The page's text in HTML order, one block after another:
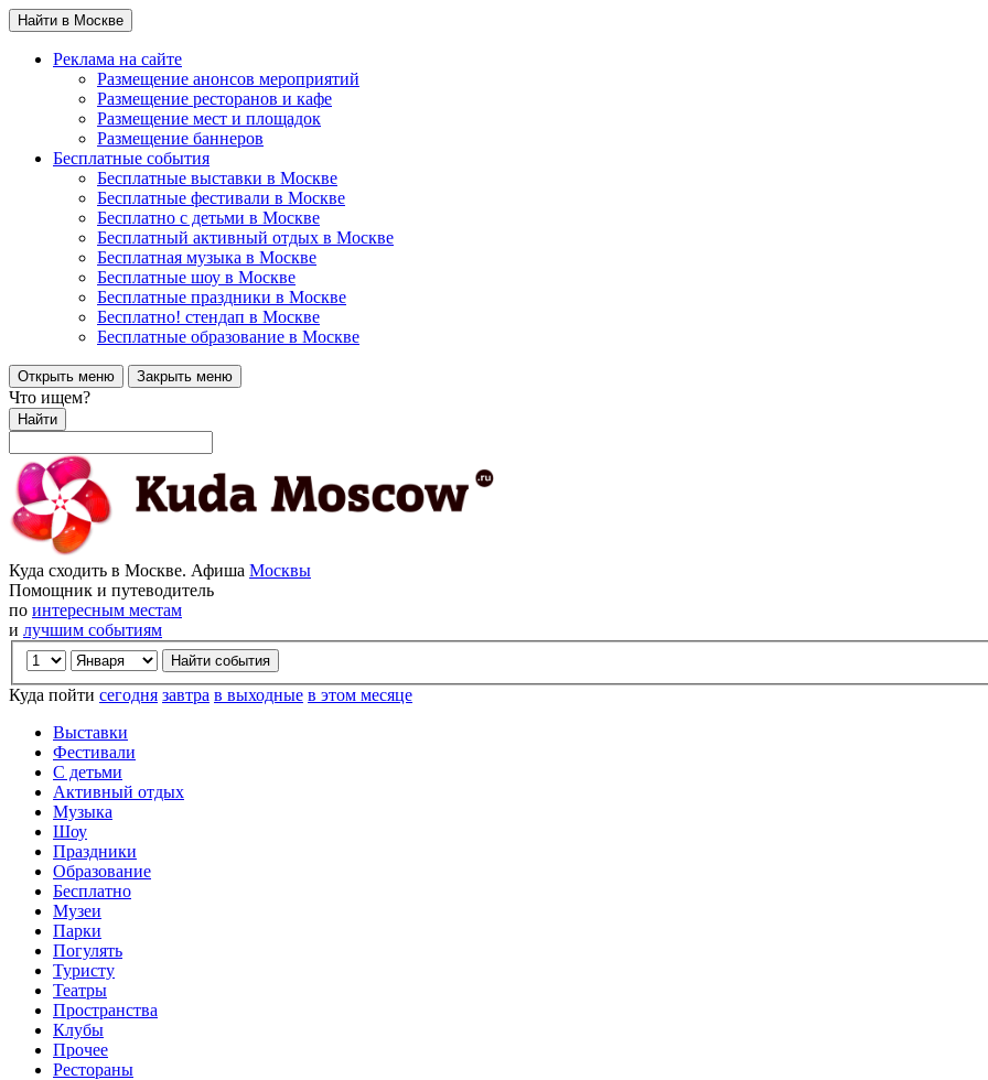
Найти в Москве
Реклама на сайте
Размещение анонсов мероприятий
Размещение ресторанов и кафе
Размещение мест и площадок
Размещение баннеров
Бесплатные события
Бесплатные выставки в Москве
Бесплатные фестивали в Москве
Бесплатно с детьми в Москве
Бесплатный активный отдых в Москве
Бесплатная музыка в Москве
Бесплатные шоу в Москве
Бесплатные праздники в Москве
Бесплатно! стендап в Москве
Бесплатные образование в Москве
Открыть меню Закрыть меню
Что ищем?
Найти
Куда сходить в Москве. Афиша Москвы
Помощник и путеводитель
по интересным местам
и лучшим событиям
Куда пойти сегодня завтра в выходные в этом месяце
Выставки
Фестивали
С детьми
Активный отдых
Музыка
Шоу
Праздники
Образование
Бесплатно
Музеи
Парки
Погулять
Туристу
Театры
Пространства
Клубы
Прочее
Рестораны